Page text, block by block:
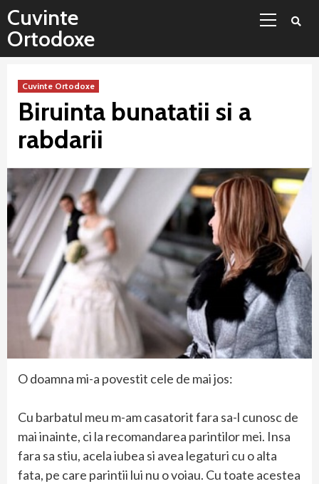
Sari
conținut
Cuvinte
Ortodoxe
Cuvinte Ortodoxe
Biruinta bunatatii si a
rabdarii
O doamna mi-a povestit cele de mai jos:
Cu barbatul meu m-am casatorit fara sa-l cunosc de
mai inainte, ci la recomandarea parintilor mei. Insa
fara sa stiu, acela iubea si avea legaturi cu o alta
fata, pe care parintii lui nu o voiau. Cu toate acestea